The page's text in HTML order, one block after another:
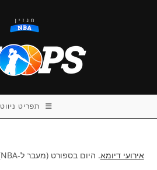
תפריט ניווט
אירועי דיומא. היום בספורט (מעבר ל-NBA), כל יום.